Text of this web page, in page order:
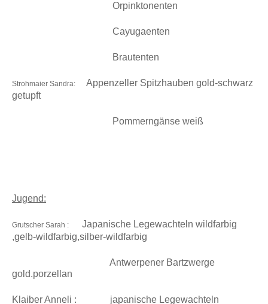
Orpinktonenten
Cayugaenten
Brautenten
Strohmaier Sandra:
Appenzeller Spitzhauben gold-schwarz
getupft
Pommerngänse weiß
Jugend:
Grutscher Sarah :
Japanische Legewachteln wildfarbig
,gelb-wildfarbig,silber-wildfarbig
Antwerpener Bartzwerge
gold.porzellan
Klaiber Anneli : japanische Legewachteln